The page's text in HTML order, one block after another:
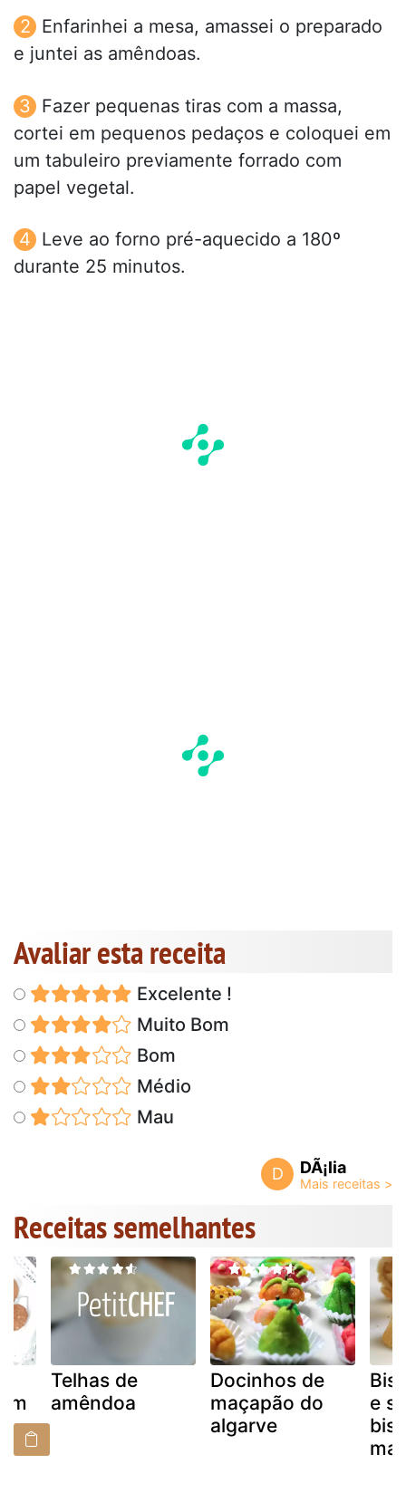
Enfarinhei a mesa, amassei o preparado
e juntei as amêndoas.
Fazer pequenas tiras com a massa,
cortei em pequenos pedaços e coloquei em
um tabuleiro previamente forrado com
papel vegetal.
Leve ao forno pré-aquecido a 180º
durante 25 minutos.
Avaliar esta receita
Excelente !
Muito Bom
Bom
Médio
Mau
D DÃ¡lia
Receitas semelhantes
Telhas de
amêndoa
Docinhos de
maçapão do
algarve
e